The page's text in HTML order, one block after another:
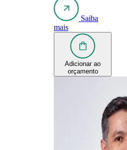
Saiba
mais
Adicionar ao
orçamento